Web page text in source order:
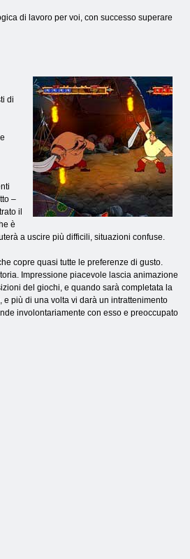
di lavoro per voi, con successo superare
di
–
il
è
a uscire più difficili, situazioni confuse.
copre quasi tutte le preferenze di gusto.
Impressione piacevole lascia animazione
del giochi, e quando sarà completata la
più di una volta vi darà un intrattenimento
involontariamente con esso e preoccupato